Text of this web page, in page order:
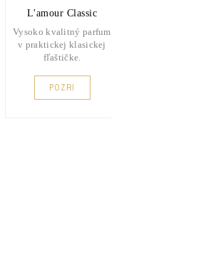
L'amour Classic
Vysoko kvalitný parfum
v praktickej klasickej
fľaštičke.
POZRI